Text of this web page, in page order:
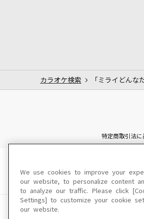
カラオケ検索 「ミライどんな
特定商取引法に
このサイトに
We use cookies to improve your
our website, to personalize content
to analyze our traffic. Please click
Settings] to customize your cookie
our website.